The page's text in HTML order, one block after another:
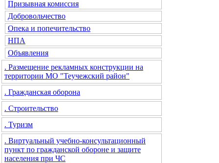
Призывная комиссия
Добровольчество
Опека и попечительство
НПА
Объявления
. Размещение рекламных конструкции на
территории МО "Теучежский район"
. Гражданская оборона
. Строительство
. Туризм
. Виртуальный учебно-консультационный
пункт по гражданской обороне и защите
населения при ЧС